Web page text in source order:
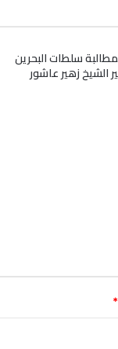
سلطات البحرين
زهير عاشور
*